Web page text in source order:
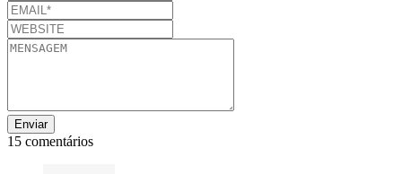
15 comentários